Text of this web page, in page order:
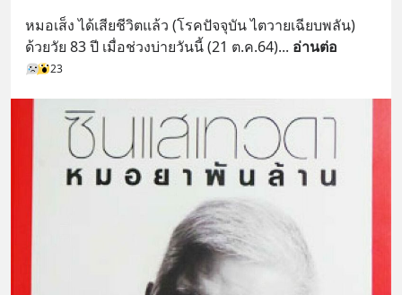
สั่งซื้อสินค้า Diip CBD 💬 LINE :
@diipgeek 🔗 หรือกดลิงก์
หมอเส็ง ได้เสียชีวิตแล้ว (โรคปัจจุบัน ไตวายเฉียบพลัน)
ด้วยวัย 83 ปี เมื่อช่วงบ่ายวันนี้ (21 ต.ค.64)... อ่านต่อ
23